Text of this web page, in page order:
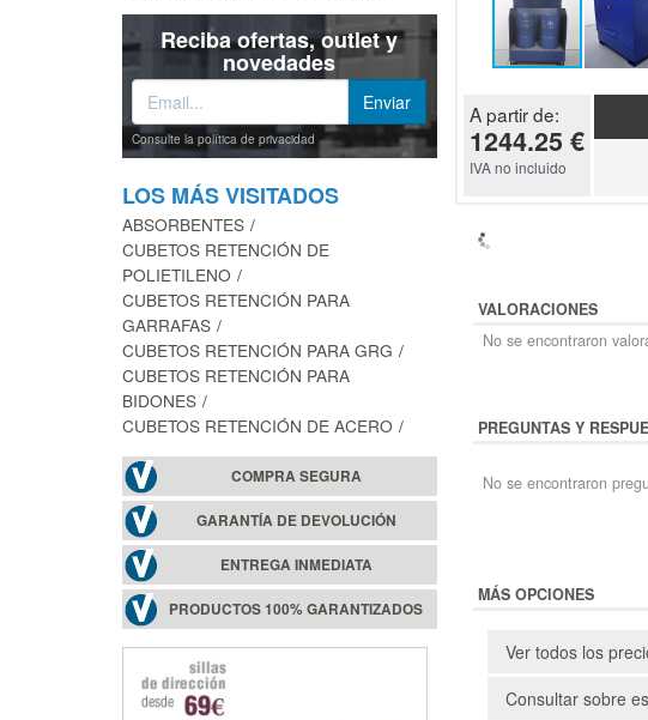
Reciba ofertas, outlet y
novedades
Consulte la política de privacidad
LOS MÁS VISITADOS
ABSORBENTES
CUBETOS RETENCIÓN DE
POLIETILENO
CUBETOS RETENCIÓN PARA
GARRAFAS
CUBETOS RETENCIÓN PARA GRG
CUBETOS RETENCIÓN PARA
BIDONES
CUBETOS RETENCIÓN DE ACERO
COMPRA SEGURA
GARANTÍA DE DEVOLUCIÓN
ENTREGA INMEDIATA
PRODUCTOS 100% GARANTIZADOS
A partir de:
1244.25 €
IVA no incluido
VALORACIONES
No se encontraron
PREGUNTAS Y
No se encontraron
MÁS OPCIONES
Ver todos los
Consultar sobre